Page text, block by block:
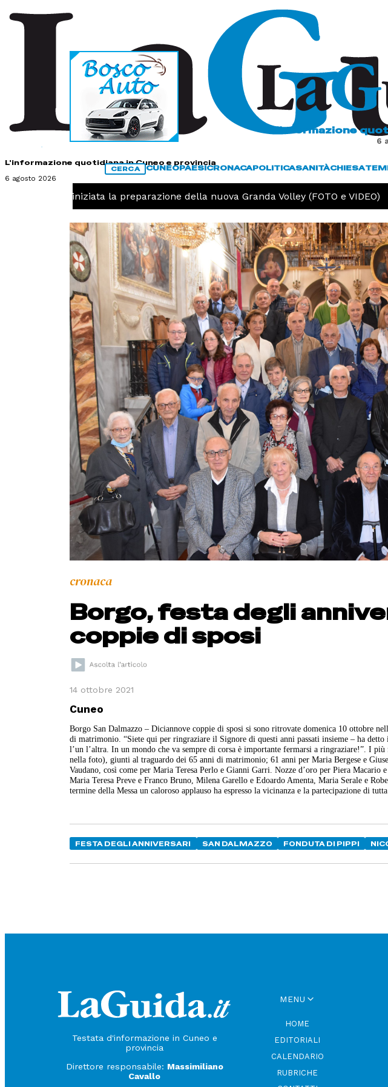
L'informazione quotidiana in Cuneo e provincia
6 agosto 2026
L'informazione
6
CERCA CUNEOPAESICRONACAPOLITICASANITÀCHIESA
Pallavolo, iniziata la preparazione della nuova Granda Volley (FOTO e VIDEO)
cronaca
Borgo, festa degli
coppie di sposi
14 ottobre 2021
Cuneo
Borgo San Dalmazzo – Diciannove coppie di sposi si sono ritrovate domenica 10 ottobre
di matrimonio. “Siete qui per ringraziare il Signore di questi anni passati insieme – ha
l’un l’altra. In un mondo che va sempre di corsa è importante fermarsi a ringraziare!”. I
nella foto), giunti al traguardo dei 65 anni di matrimonio; 61 anni per Maria Bergese e
Vaudano, così come per Maria Teresa Perlo e Gianni Garri. Nozze d’oro per Piera Macario
Maria Teresa Preve e Franco Bruno, Milena Garello e Edoardo Amenta, Maria Serale e
termine della Messa un caloroso applauso ha espresso la vicinanza e la partecipazione di
FESTA DEGLI ANNIVERSARI SAN DALMAZZO FONDUTA DI PIPPI
Testata d'informazione in Cuneo e
provincia
Direttore responsabile: Massimiliano
Cavallo
MENU
HOME
EDITORIALI
CALENDARIO
RUBRICHE